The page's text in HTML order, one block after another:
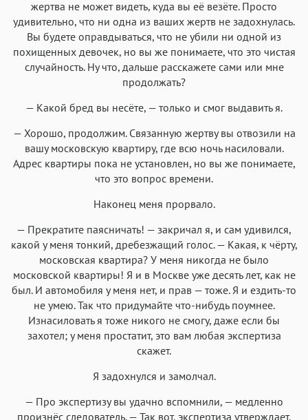
жертва не может видеть, куда вы её везёте. Просто
удивительно, что ни одна из ваших жертв не задохнулась.
Вы будете оправдываться, что не убили ни одной из
похищенных девочек, но вы же понимаете, что это чистая
случайность. Ну что, дальше расскажете сами или мне
продолжать?
— Какой бред вы несёте, — только и смог выдавить я.
— Хорошо, продолжим. Связанную жертву вы отвозили на
вашу московскую квартиру, где всю ночь насиловали.
Адрес квартиры пока не установлен, но вы же понимаете,
что это вопрос времени.
Наконец меня прорвало.
— Прекратите паясничать! — закричал я, и сам удивился,
какой у меня тонкий, дребезжащий голос. — Какая, к чёрту,
московская квартира? У меня никогда не было
московской квартиры! Я и в Москве уже десять лет, как не
был. И автомобиля у меня нет, и прав — тоже. Я и ездить-то
не умею. Так что придумайте что-нибудь поумнее.
Изнасиловать я тоже никого не смогу, даже если бы
захотел; у меня простатит, это вам любая экспертиза
скажет.
Я задохнулся и замолчал.
— Про экспертизу вы удачно вспомнили, — медленно
произнёс следователь. — Так вот, экспертиза утверждает,